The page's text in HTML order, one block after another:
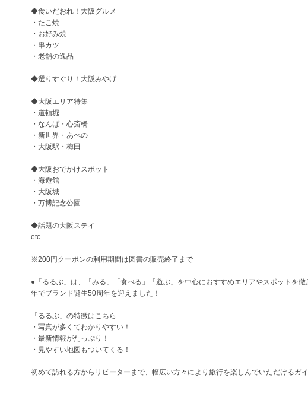
◆食いだおれ！大阪グルメ
・たこ焼
・お好み焼
・串カツ
・老舗の逸品
◆選りすぐり！大阪みやげ
◆大阪エリア特集
・道頓堀
・なんば・心斎橋
・新世界・あべの
・大阪駅・梅田
◆大阪おでかけスポット
・海遊館
・大阪城
・万博記念公園
◆話題の大阪ステイ
etc.
※200円クーポンの利用期間は図書の販売終了まで
●「るるぶ」は、「みる」「食べる」「遊ぶ」を中心におすすめエリアやスポットを
年でブランド誕生50周年を迎えました！
「るるぶ」の特徴はこちら
・写真が多くてわかりやすい！
・最新情報がたっぷり！
・見やすい地図もついてくる！
初めて訪れる方からリピーターまで、幅広い方々により旅行を楽しんでいただけるガイ